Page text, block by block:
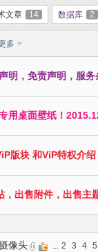
文章 14 数据库 2
多
明，免责声明，服
用桌面壁纸！
版块 和ViP特权介绍
出售附件，出售主
像头 ... 2 3 4 5